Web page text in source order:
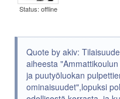
Status: offline
Quote by akiv:
aiheesta
ja puutyöluokan
ominaisuudet",lopuksi